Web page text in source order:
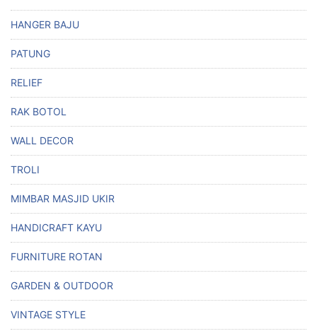
HANGER BAJU
PATUNG
RELIEF
RAK BOTOL
WALL DECOR
TROLI
MIMBAR MASJID UKIR
HANDICRAFT KAYU
FURNITURE ROTAN
GARDEN & OUTDOOR
VINTAGE STYLE